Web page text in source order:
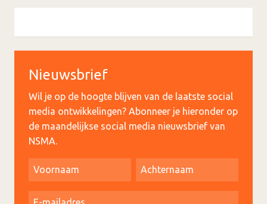
Nieuwsbrief
Wil je op de hoogte blijven van de laatste social
media ontwikkelingen? Abonneer je hieronder op
de maandelijkse social media nieuwsbrief van
NSMA.